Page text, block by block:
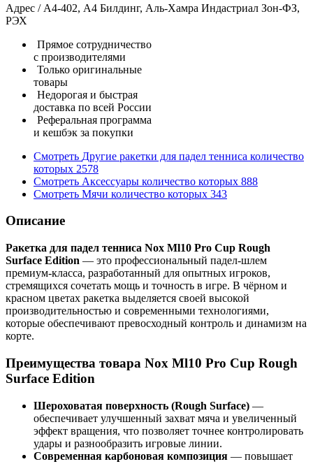
Адрес / А4-402, А4 Билдинг, Аль-Хамра Индастриал Зон-ФЗ,
РЭХ
Прямое сотрудничество
с производителями
Только оригинальные
товары
Недорогая и быстрая
доставка по всей России
Реферальная программа
и кешбэк за покупки
Смотреть Другие ракетки для падел тенниса количество
которых 2578
Смотреть Аксессуары количество которых 888
Смотреть Мячи количество которых 343
Описание
Ракетка для падел тенниса Nox Ml10 Pro Cup Rough
Surface Edition — это профессиональный падел-шлем
премиум-класса, разработанный для опытных игроков,
стремящихся сочетать мощь и точность в игре. В чёрном и
красном цветах ракетка выделяется своей высокой
производительностью и современными технологиями,
которые обеспечивают превосходный контроль и динамизм на
корте.
Преимущества товара Nox Ml10 Pro Cup Rough
Surface Edition
Шероховатая поверхность (Rough Surface) —
обеспечивает улучшенный захват мяча и увеличенный
эффект вращения, что позволяет точнее контролировать
удары и разнообразить игровые линии.
Современная карбоновая композиция — повышает